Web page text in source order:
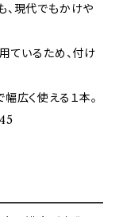
、現代でもかけや
ているため、付け
広く使える１本。